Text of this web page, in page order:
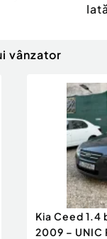
vânzator
Kia Ceed 1.4
2009 – UNIC